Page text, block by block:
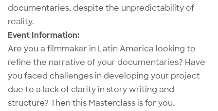
documentaries, despite the unpredictability of
reality.
Event Information:
Are you a filmmaker in Latin America looking to
refine the narrative of your documentaries? Have
you faced challenges in developing your project
due to a lack of clarity in story writing and
structure? Then this Masterclass is for you.